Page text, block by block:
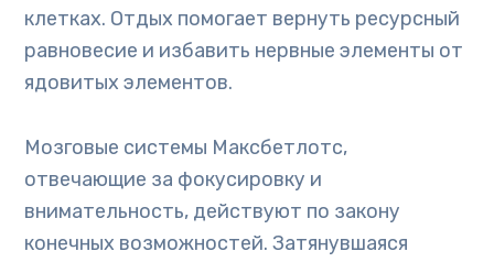
клетках. Отдых помогает вернуть ресурсный
равновесие и избавить нервные элементы от
ядовитых элементов.
Мозговые системы Максбетлотс,
отвечающие за фокусировку и
внимательность, действуют по закону
конечных возможностей. Затянувшаяся